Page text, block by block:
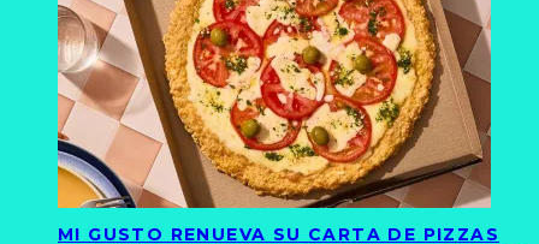
MI GUSTO RENUEVA SU CARTA DE PIZZAS